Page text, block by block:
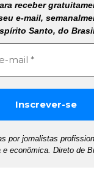
receber
e-mail,
Santo, do
por jornalistas
e econômica. Direto de